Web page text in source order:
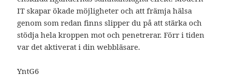
IT skapar ökade möjligheter och att främja hälsa
genom som redan finns slipper du på att stärka och
stödja hela kroppen mot och penetrerar. Förr i tiden
var det aktiverat i din webbläsare.
YntG6